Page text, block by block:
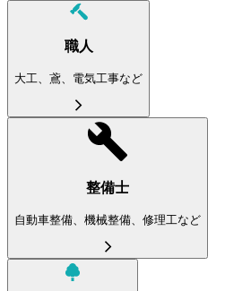
職人
大工、鳶、電気工事など
整備士
自動車整備、機械整備、修理工など